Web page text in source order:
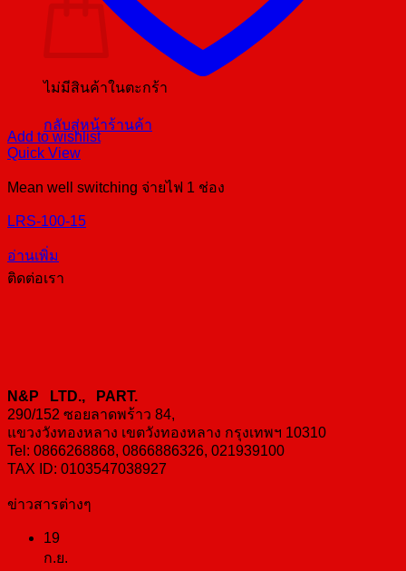
ไม่มีสินค้าในตะกร้า
กลับสู่หน้าร้านค้า
Add to wishlist
Quick View
Mean well switching จ่ายไฟ 1 ช่อง
LRS-100-15
อ่านเพิ่ม
ติดต่อเรา
N&P LTD., PART.
290/152 ซอยลาดพร้าว 84,
แขวงวังทองหลาง เขตวังทองหลาง กรุงเทพฯ 10310
Tel: 0866268868, 0866886326, 021939100
TAX ID: 0103547038927
ข่าวสารต่างๆ
19
ก.ย.